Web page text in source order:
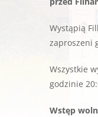
Wystąpią
zaproszeni
Wszystkie
godzinie
Wstęp